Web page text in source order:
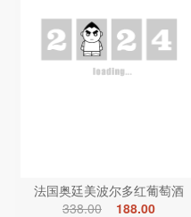
法国奥廷美波尔多红葡萄酒
338.00
188.00